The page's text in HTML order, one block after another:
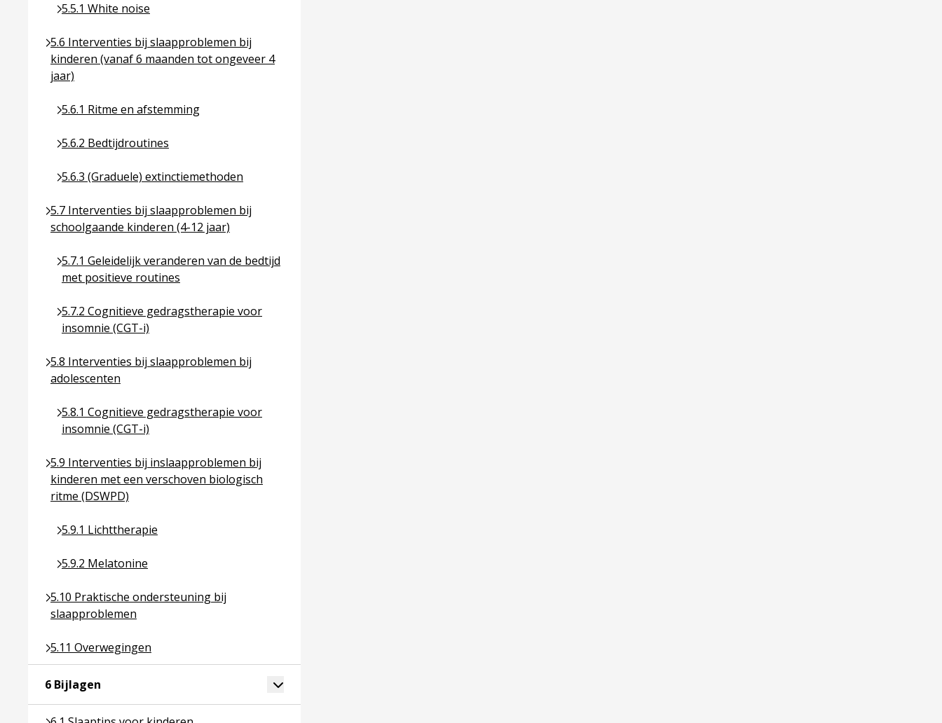
5.5.1 White noise
Ga naar pagina over 5.5.1 White noise
5.6 Interventies bij slaapproblemen bij
kinderen (vanaf 6 maanden tot ongeveer 4
jaar)
Ga naar pagina over 5.6 Interventies bij slaapproblemen bij kinderen (vanaf 6 maanden tot ongeveer 4 jaar)
5.6.1 Ritme en afstemming
Ga naar pagina over 5.6.1 Ritme en afstemming
5.6.2 Bedtijdroutines
Ga naar pagina over 5.6.2 Bedtijdroutines
5.6.3 (Graduele) extinctiemethoden
Ga naar pagina over 5.6.3 (Graduele) extinctiemethoden
5.7 Interventies bij slaapproblemen bij
schoolgaande kinderen (4-12 jaar)
Ga naar pagina over 5.7 Interventies bij slaapproblemen bij schoolgaande kinderen (4-12 jaar)
5.7.1 Geleidelijk veranderen van de bedtijd
met positieve routines
Ga naar pagina over 5.7.1 Geleidelijk veranderen van de bedtijd met positieve routines
5.7.2 Cognitieve gedragstherapie voor
insomnie (CGT-i)
Ga naar pagina over 5.7.2 Cognitieve gedragstherapie voor insomnie (CGT-i)
5.8 Interventies bij slaapproblemen bij
adolescenten
Ga naar pagina over 5.8 Interventies bij slaapproblemen bij adolescenten
5.8.1 Cognitieve gedragstherapie voor
insomnie (CGT-i)
Ga naar pagina over 5.8.1 Cognitieve gedragstherapie voor insomnie (CGT-i)
5.9 Interventies bij inslaapproblemen bij
kinderen met een verschoven biologisch
ritme (DSWPD)
Ga naar pagina over 5.9 Interventies bij inslaapproblemen bij kinderen met een verschoven biologisch ritme (DSWPD)
5.9.1 Lichttherapie
Ga naar pagina over 5.9.1 Lichttherapie
5.9.2 Melatonine
Ga naar pagina over 5.9.2 Melatonine
5.10 Praktische ondersteuning bij
slaapproblemen
Ga naar pagina over 5.10 Praktische ondersteuning bij slaapproblemen
5.11 Overwegingen
Ga naar pagina over 5.11 Overwegingen
6 Bijlagen Toggle accordion over 6 Bijlagen